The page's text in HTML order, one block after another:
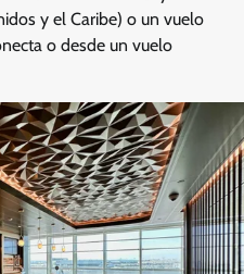
y el Caribe) o un vuelo
o desde un vuelo